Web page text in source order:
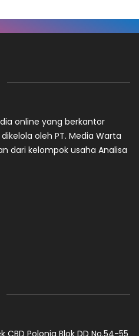
online yang berkantor
oleh PT. Media Warta
dari kelompok usaha Analisa
CBD Polonia Blok DD No.54-55